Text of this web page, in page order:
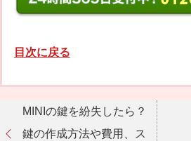
目次に戻る
MINIの鍵を紛失したら？
鍵の作成方法や費用、ス